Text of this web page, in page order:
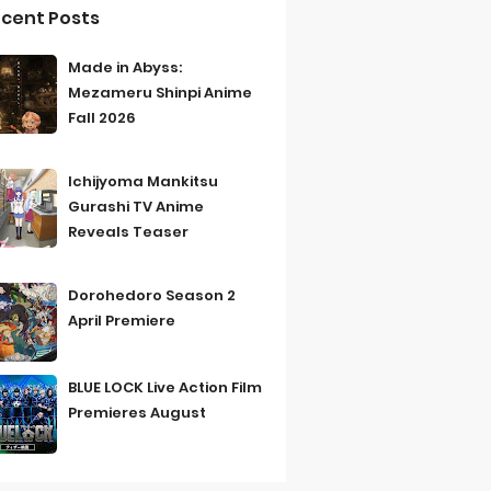
Posts
Made in Abyss:
Mezameru Shinpi Anime
Fall 2026
Ichijyoma Mankitsu
Gurashi TV Anime
Reveals Teaser
Dorohedoro Season 2
April Premiere
BLUE LOCK Live Action Film
Premieres August